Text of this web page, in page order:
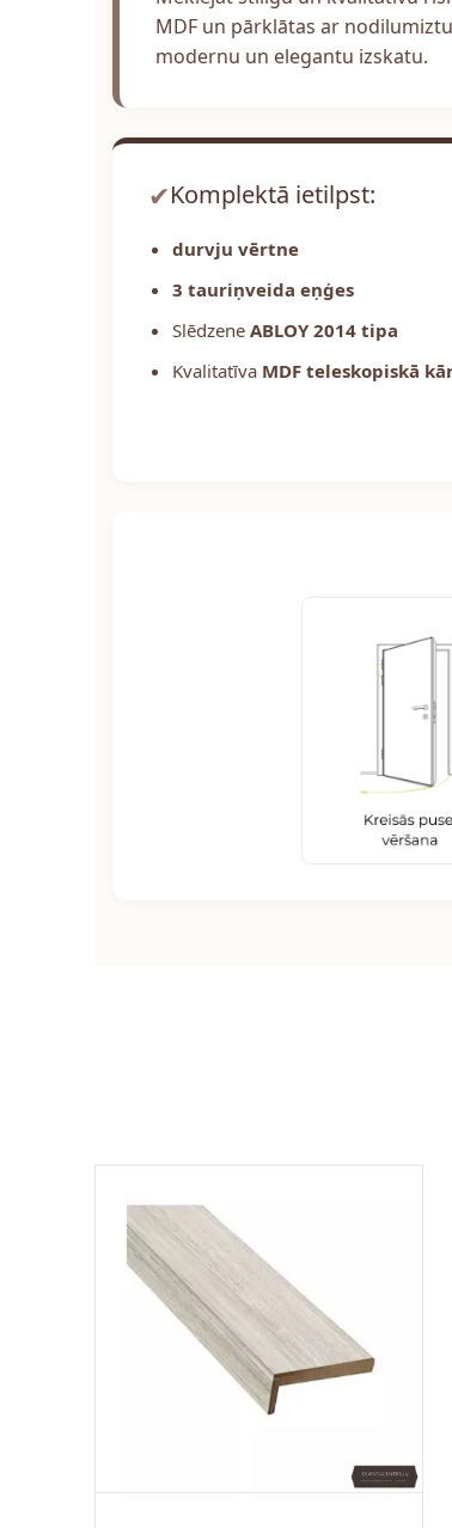
MDF un pārklātas ar
modernu un elegantu izskatu.
✔Komplektā ietilpst:
durvju vērtne
3 tauriņveida eņģes
Slēdzene ABLOY 2014 tipa
Kvalitatīva MDF teleskopiskā